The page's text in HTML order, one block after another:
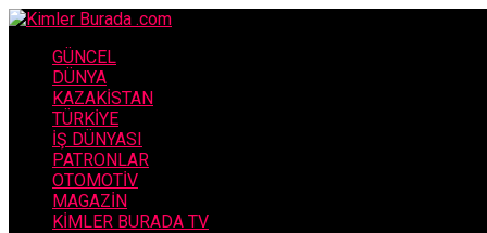
GÜNCEL
DÜNYA
KAZAKİSTAN
TÜRKİYE
İŞ DÜNYASI
PATRONLAR
OTOMOTİV
MAGAZİN
KİMLER BURADA TV